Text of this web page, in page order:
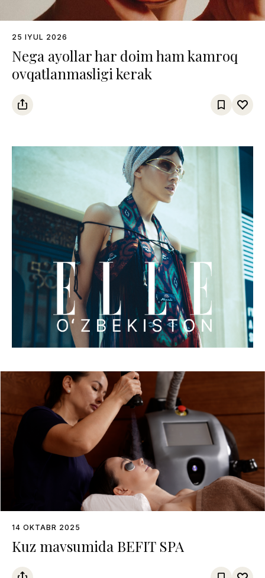
25 IYUL 2026
Nega ayollar har doim ham kamroq
ovqatlanmasligi kerak
14 OKTABR 2025
Kuz mavsumida BEFIT SPA